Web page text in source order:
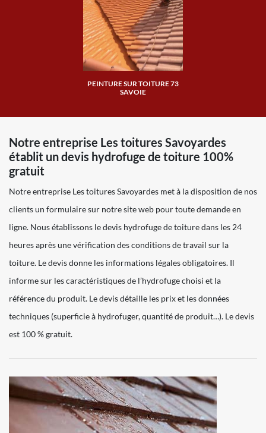
PEINTURE SUR TOITURE 73
SAVOIE
Notre entreprise Les toitures Savoyardes
établit un devis hydrofuge de toiture 100%
gratuit
Notre entreprise Les toitures Savoyardes met à la disposition de nos
clients un formulaire sur notre site web pour toute demande en
ligne. Nous établissons le devis hydrofuge de toiture dans les 24
heures après une vérification des conditions de travail sur la
toiture. Le devis donne les informations légales obligatoires. Il
informe sur les caractéristiques de l’hydrofuge choisi et la
référence du produit. Le devis détaille les prix et les données
techniques (superficie à hydrofuger, quantité de produit…). Le devis
est 100 % gratuit.